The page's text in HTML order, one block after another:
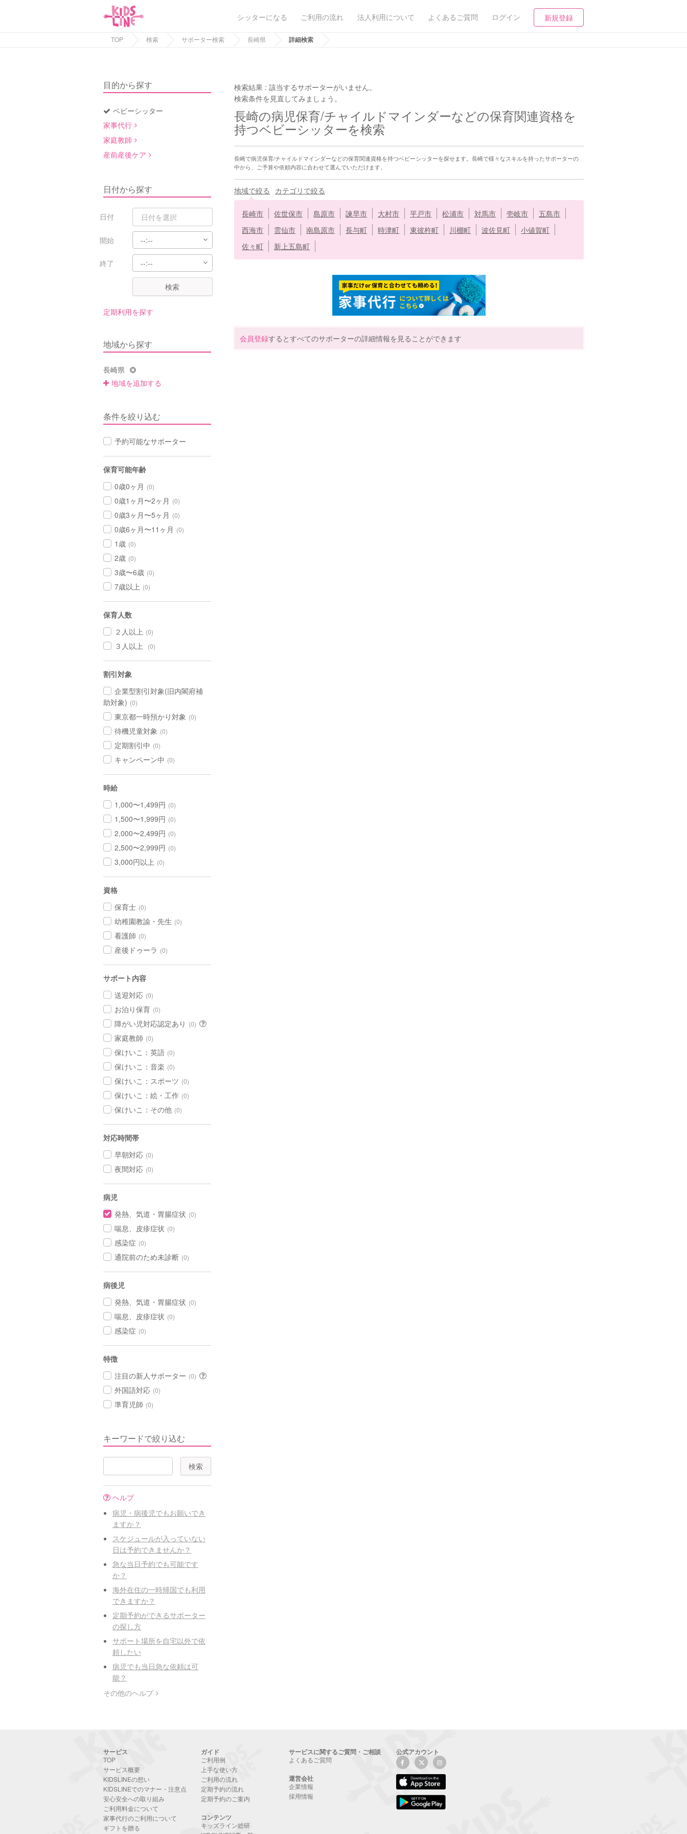
シッターになる ご利用の流れ 法人利用について よくあるご質問 ログイン 新規登録
TOP 検索 サポーター検索 長崎県 詳細検索
目的から探す
ベビーシッター
家事代行
家庭教師
産前産後ケア
日付から探す
日付
開始
終了
検索
定期利用を探す
地域から探す
長崎県
地域を追加する
条件を絞り込む
予約可能なサポーター
保育可能年齢
0歳0ヶ月 (0)
0歳1ヶ月〜2ヶ月 (0)
0歳3ヶ月〜5ヶ月 (0)
0歳6ヶ月〜11ヶ月 (0)
1歳 (0)
2歳 (0)
3歳〜6歳 (0)
7歳以上 (0)
保育人数
２人以上 (0)
３人以上 (0)
割引対象
企業型割引対象(旧内閣府補
助対象) (0)
東京都一時預かり対象 (0)
待機児童対象 (0)
定期割引中 (0)
キャンペーン中 (0)
時給
1,000〜1,499円 (0)
1,500〜1,999円 (0)
2,000〜2,499円 (0)
2,500〜2,999円 (0)
3,000円以上 (0)
資格
保育士 (0)
幼稚園教諭・先生 (0)
看護師 (0)
産後ドゥーラ (0)
サポート内容
送迎対応 (0)
お泊り保育 (0)
障がい児対応認定あり (0)
家庭教師 (0)
保けいこ：英語 (0)
保けいこ：音楽 (0)
保けいこ：スポーツ (0)
保けいこ：絵・工作 (0)
保けいこ：その他 (0)
対応時間帯
早朝対応 (0)
夜間対応 (0)
病児
発熱、気道・胃腸症状 (0)
喘息、皮疹症状 (0)
感染症 (0)
通院前のため未診断 (0)
病後児
発熱、気道・胃腸症状 (0)
喘息、皮疹症状 (0)
感染症 (0)
特徴
注目の新人サポーター (0)
外国語対応 (0)
準育児師 (0)
キーワードで絞り込む
ヘルプ
病児・病後児でもお願いでき
ますか？
スケジュールが入っていない
日は予約できませんか？
急な当日予約でも可能です
か？
海外在住の一時帰国でも利用
できますか？
定期予約ができるサポーター
の探し方
サポート場所を自宅以外で依
頼したい
病児でも当日急な依頼は可
能？
その他のヘルプ
検索結果 :該当するサポーターがいません。
検索条件を見直してみましょう。
長崎の病児保育/チャイルドマインダーなどの保育関連資格を
持つベビーシッターを検索
長崎で病児保育/チャイルドマインダーなどの保育関連資格を持つベビーシッターを探せます。長崎で様々なスキルを持ったサポーターの
中から、ご予算や依頼内容に合わせて選んでいただけます。
地域で絞る カテゴリで絞る
長崎市 佐世保市 島原市 諫早市 大村市 平戸市 松浦市 対馬市 壱岐市
五島市
西海市
雲仙市 南島原市 長与町 時津町 東彼杵町 川棚町 波佐見町
小値賀町
佐々町
新上五島町
会員登録するとすべてのサポーターの詳細情報を見ることができます
サービス
TOP
サービス概要
KIDSLINEの想い
KIDSLINEでのマナー・注意点
安心安全への取り組み
ご利用料金について
家事代行のご利用について
ギフトを贈る
ガイド
ご利用例
上手な使い方
ご利用の流れ
定期予約の流れ
定期予約のご案内
コンテンツ
キッズライン総研
サービスに関するご質問・ご相談
よくあるご質問
運営会社
企業情報
採用情報
公式アカウント